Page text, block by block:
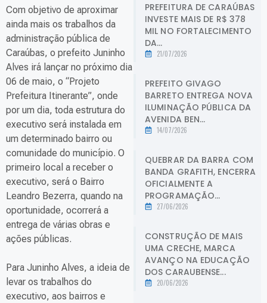
Com objetivo de aproximar
ainda mais os trabalhos da
administração pública de
Caraúbas, o prefeito Juninho
Alves irá lançar no próximo dia
06 de maio, o “Projeto
Prefeitura Itinerante”, onde
por um dia, toda estrutura do
executivo será instalada em
um determinado bairro ou
comunidade do município. O
primeiro local a receber o
executivo, será o Bairro
Leandro Bezerra, quando na
oportunidade, ocorrerá a
entrega de várias obras e
ações públicas.
Para Juninho Alves, a ideia de
levar os trabalhos do
executivo, aos bairros e
PREFEITURA DE CARAÚBAS
INVESTE MAIS DE R$ 378
MIL NO FORTALECIMENTO
DA...
21/07/2026
PREFEITO GIVAGO
BARRETO ENTREGA NOVA
ILUMINAÇÃO PÚBLICA DA
AVENIDA BEN...
14/07/2026
QUEBRAR DA BARRA COM
BANDA GRAFITH, ENCERRA
OFICIALMENTE A
PROGRAMAÇÃO...
27/06/2026
CONSTRUÇÃO DE MAIS
UMA CRECHE, MARCA
AVANÇO NA EDUCAÇÃO
DOS CARAUBENSE...
20/06/2026